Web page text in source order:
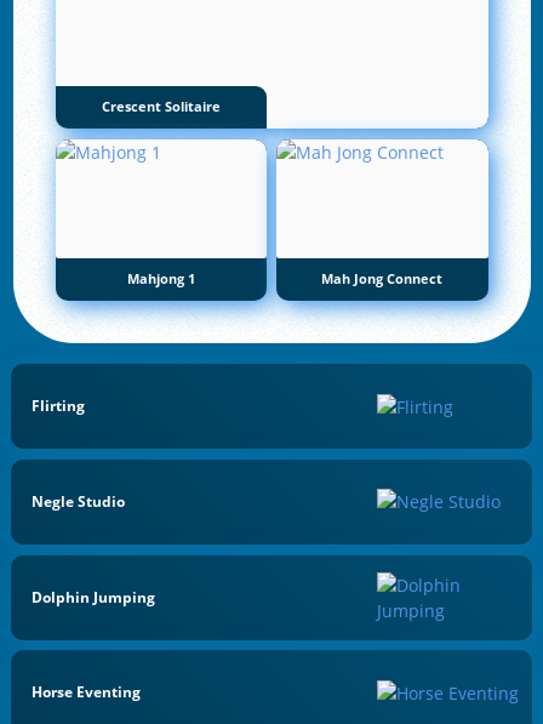
Crescent Solitaire
Mahjong 1 Mah Jong Connect
Flirting
Negle Studio
Dolphin Jumping
Horse Eventing